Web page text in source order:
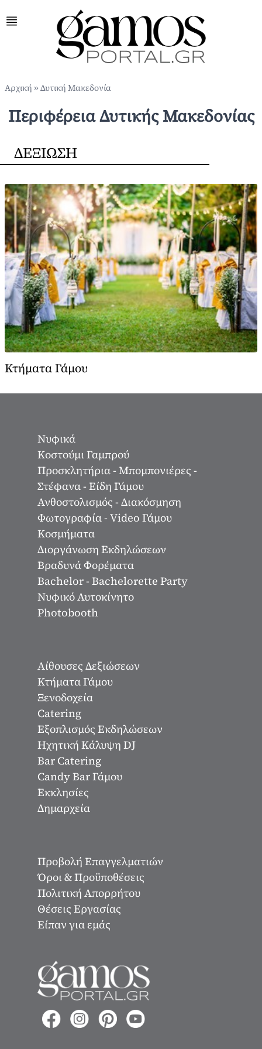
Αρχική »Δυτική Μακεδονία
Περιφέρεια Δυτικής Μακεδονίας
ΔΕΞΙΩΣΗ
Κτήματα Γάμου
Νυφικά
Κοστούμι Γαμπρού
Προσκλητήρια - Μπομπονιέρες -
Στέφανα - Είδη Γάμου
Ανθοστολισμός - Διακόσμηση
Φωτογραφία - Video Γάμου
Κοσμήματα
Διοργάνωση Εκδηλώσεων
Βραδυνά Φορέματα
Bachelor - Bachelorette Party
Νυφικό Αυτοκίνητο
Photobooth
Αίθουσες Δεξιώσεων
Κτήματα Γάμου
Ξενοδοχεία
Catering
Εξοπλισμός Εκδηλώσεων
Ηχητική Κάλυψη DJ
Bar Catering
Candy Bar Γάμου
Εκκλησίες
Δημαρχεία
Προβολή Επαγγελματιών
Όροι & Προϋποθέσεις
Πολιτική Απορρήτου
Θέσεις Εργασίας
Είπαν για εμάς